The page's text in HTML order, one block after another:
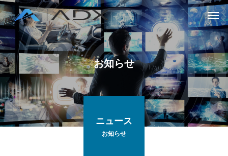
お知らせ
ニュース
お知らせ